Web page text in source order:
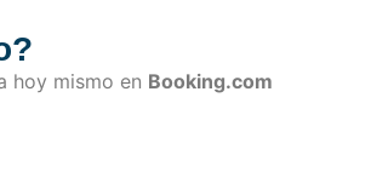
hoy mismo en Booking.com